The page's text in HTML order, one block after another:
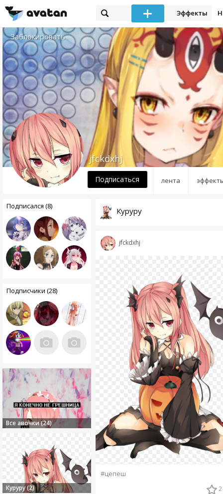
Эффекты
Заблокировать
лента
jfckdxhj
Подписаться
Подписался (8)
Подписчики (28)
Все авочки (24)
Куруру (2)
Куруру
jfckdxhj
#цепеш
2